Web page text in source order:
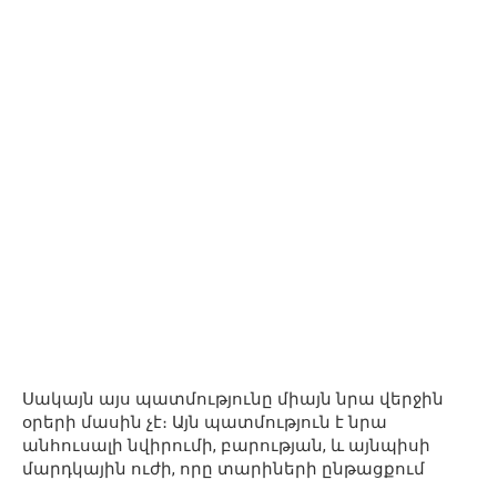
Սակայն այս պատմությունը միայն նրա վերջին
օրերի մասին չէ։ Այն պատմություն է նրա
անհուսալի նվիրումի, բարության, և այնպիսի
մարդկային ուժի, որը տարիների ընթացքում